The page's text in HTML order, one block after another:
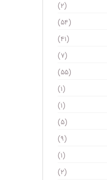
(۲)
(۵۴)
(۴۱)
(۷)
(۵۵)
(۱)
(۱)
(۵)
(۹)
(۱)
(۲)